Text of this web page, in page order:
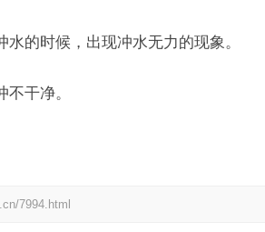
的时候，出现冲水无力的现象。
干净。
7994.html